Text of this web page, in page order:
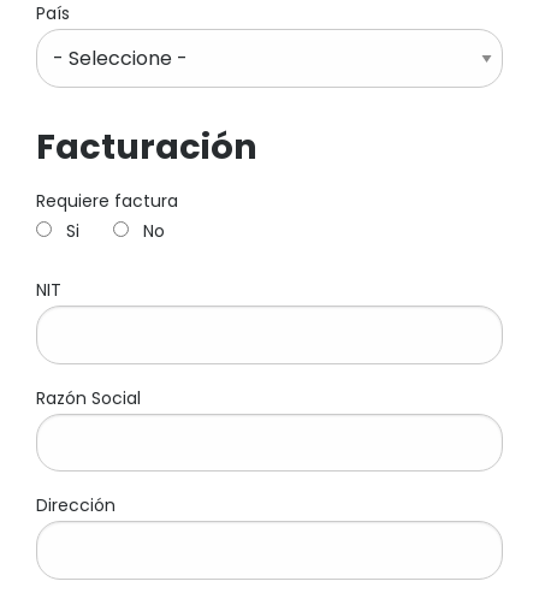
País
Facturación
Requiere factura
Si
No
NIT
Razón Social
Dirección